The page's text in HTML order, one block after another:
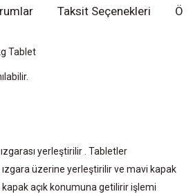
Taksit Seçenekleri
Tablet
yerleştirilir . Tabletler
ızgara üzerine yerleştirilir ve mavi kapak
kapak açık konumuna getilirir işlemi